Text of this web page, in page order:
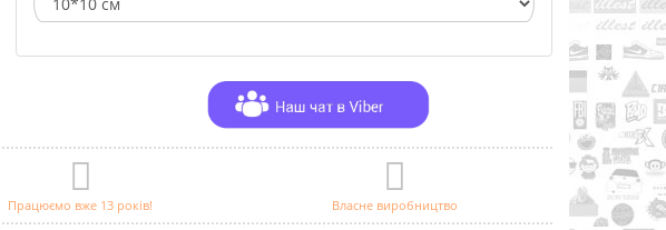
Працюємо вже 13 років! Власне виробництво